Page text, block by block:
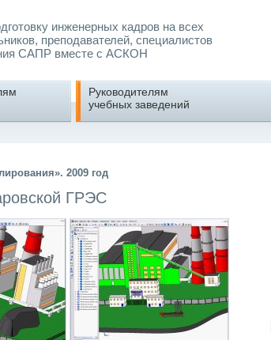
инженерных кадров на всех
преподавателей, специалистов
САПР вместе с АСКОН
Руководителям
учебных заведений
2009 год
ГРЭС